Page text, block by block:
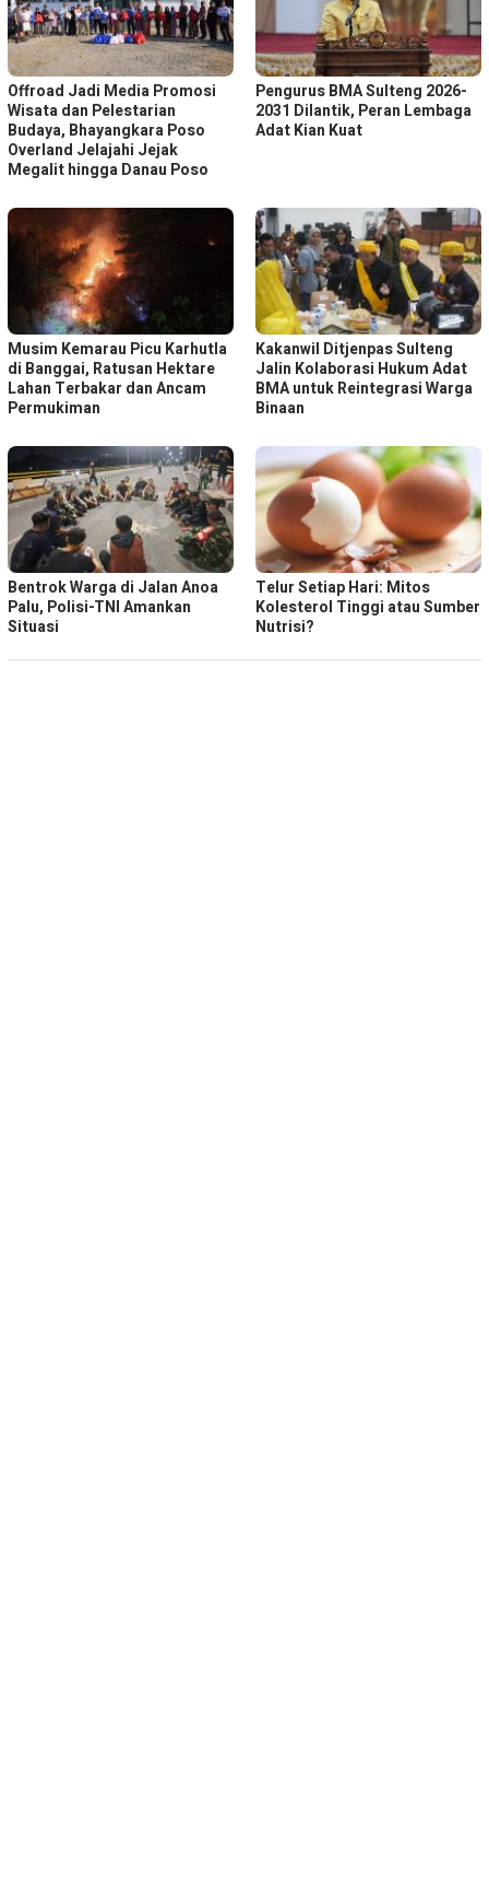
Offroad Jadi Media Promosi
Wisata dan Pelestarian
Budaya, Bhayangkara Poso
Overland Jelajahi Jejak
Megalit hingga Danau Poso
Pengurus BMA Sulteng 2026-
2031 Dilantik, Peran Lembaga
Adat Kian Kuat
Musim Kemarau Picu Karhutla
di Banggai, Ratusan Hektare
Lahan Terbakar dan Ancam
Permukiman
Kakanwil Ditjenpas Sulteng
Jalin Kolaborasi Hukum Adat
BMA untuk Reintegrasi Warga
Binaan
Bentrok Warga di Jalan Anoa
Palu, Polisi-TNI Amankan
Situasi
Telur Setiap Hari: Mitos
Kolesterol Tinggi atau Sumber
Nutrisi?